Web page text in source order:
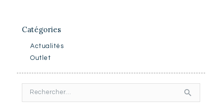
Catégories
Actualités
Outlet
Rechercher :